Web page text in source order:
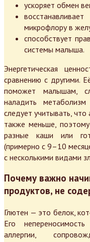
ускоряет обмен
микрофлору в
способствует
системы малыша.
Энергетическая
сравнению с другими.
поможет малышам,
наладить
следует учитывать, что
также меньше,
разные каши или
(примерно с 9–10
с несколькими видами
Почему важно
продуктов, не
Глютен — это белок,
Его
аллергии,